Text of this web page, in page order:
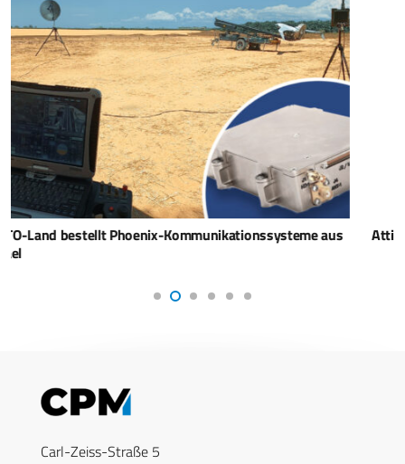
Attis Aviation errichtet Produktionsstätte in Europa
Carl-Zeiss-Straße 5